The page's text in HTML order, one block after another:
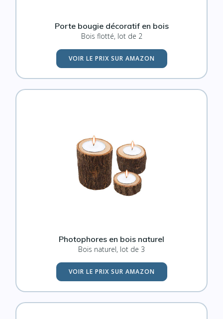
Porte bougie décoratif en bois
Bois flotté, lot de 2
VOIR LE PRIX SUR AMAZON
Photophores en bois naturel
Bois naturel, lot de 3
VOIR LE PRIX SUR AMAZON